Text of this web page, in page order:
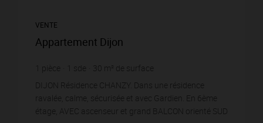
VENTE
Appartement Dijon
pièce sde 30 m² de surface
4 166,67 €
prix / m²
DIJON Résidence CHANZY. Dans une résidence
ravalée, calme, sécurisée et avec Gardien. En 6ème
étage, AVEC ascenseur et grand BALCON orienté SUD